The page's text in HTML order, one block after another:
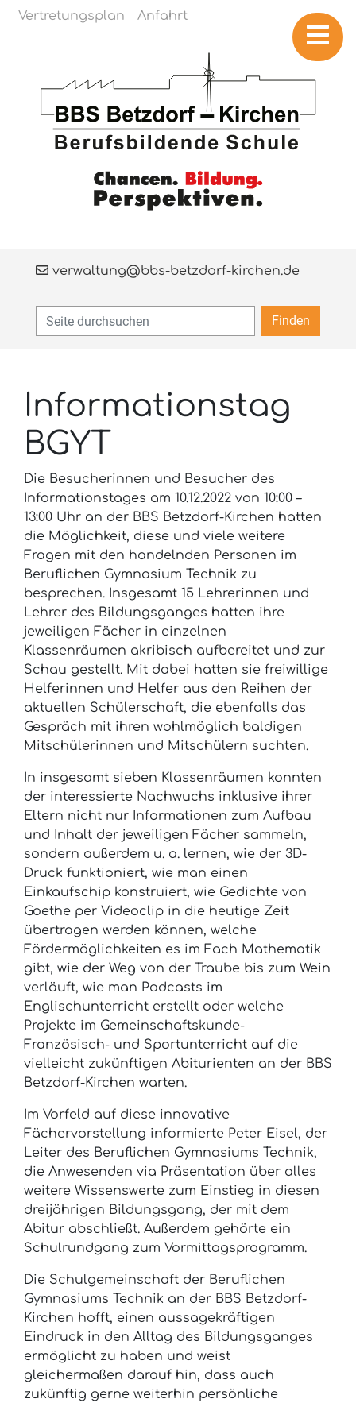
Navigation überspringen
Vertretungsplan Anfahrt
verwaltung@bbs-betzdorf-kirchen.de
Finden
Informationstag
BGYT
Die Besucherinnen und Besucher des
Informationstages am 10.12.2022 von 10:00 –
13:00 Uhr an der BBS Betzdorf-Kirchen hatten
die Möglichkeit, diese und viele weitere
Fragen mit den handelnden Personen im
Beruflichen Gymnasium Technik zu
besprechen. Insgesamt 15 Lehrerinnen und
Lehrer des Bildungsganges hatten ihre
jeweiligen Fächer in einzelnen
Klassenräumen akribisch aufbereitet und zur
Schau gestellt. Mit dabei hatten sie freiwillige
Helferinnen und Helfer aus den Reihen der
aktuellen Schülerschaft, die ebenfalls das
Gespräch mit ihren wohlmöglich baldigen
Mitschülerinnen und Mitschülern suchten.
In insgesamt sieben Klassenräumen konnten
der interessierte Nachwuchs inklusive ihrer
Eltern nicht nur Informationen zum Aufbau
und Inhalt der jeweiligen Fächer sammeln,
sondern außerdem u. a. lernen, wie der 3D-
Druck funktioniert, wie man einen
Einkaufschip konstruiert, wie Gedichte von
Goethe per Videoclip in die heutige Zeit
übertragen werden können, welche
Fördermöglichkeiten es im Fach Mathematik
gibt, wie der Weg von der Traube bis zum Wein
verläuft, wie man Podcasts im
Englischunterricht erstellt oder welche
Projekte im Gemeinschaftskunde-
Französisch- und Sportunterricht auf die
vielleicht zukünftigen Abiturienten an der BBS
Betzdorf-Kirchen warten.
Im Vorfeld auf diese innovative
Fächervorstellung informierte Peter Eisel, der
Leiter des Beruflichen Gymnasiums Technik,
die Anwesenden via Präsentation über alles
weitere Wissenswerte zum Einstieg in diesen
dreijährigen Bildungsgang, der mit dem
Abitur abschließt. Außerdem gehörte ein
Schulrundgang zum Vormittagsprogramm.
Die Schulgemeinschaft der Beruflichen
Gymnasiums Technik an der BBS Betzdorf-
Kirchen hofft, einen aussagekräftigen
Eindruck in den Alltag des Bildungsganges
ermöglicht zu haben und weist
gleichermaßen darauf hin, dass auch
zukünftig gerne weiterhin persönliche